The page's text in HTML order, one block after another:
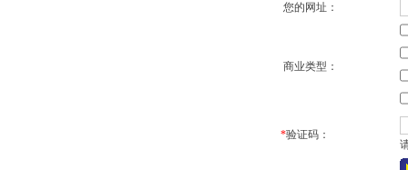
您的网址：
商业类型：
*验证码：